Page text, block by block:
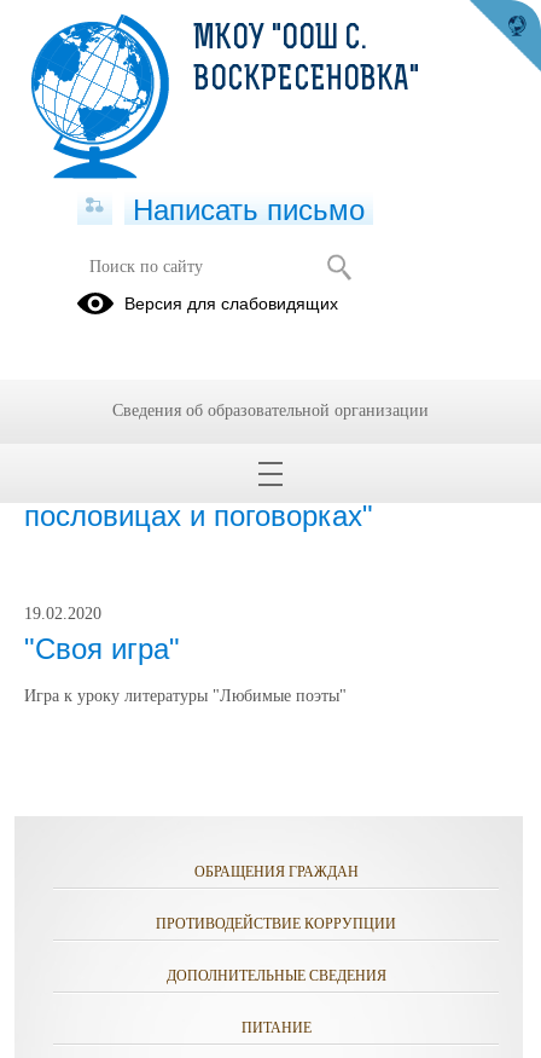
Проекты
исследовательский проект "Имена в
пословицах и поговорках"
19.02.2020
"Своя игра"
Игра к уроку литературы "Любимые поэты"
ОБРАЩЕНИЯ ГРАЖДАН
ПРОТИВОДЕЙСТВИЕ КОРРУПЦИИ
ДОПОЛНИТЕЛЬНЫЕ СВЕДЕНИЯ
ПИТАНИЕ
МКОУ "ООШ С.
ВОСКРЕСЕНОВКА"
Написать письмо
Версия для слабовидящих
Сведения об образовательной организации